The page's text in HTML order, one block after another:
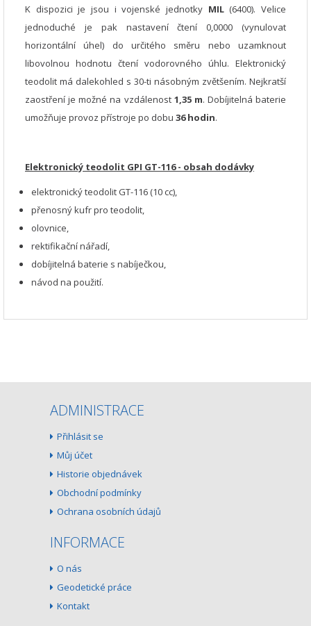
K dispozici je jsou i vojenské jednotky MIL(6400). Velice
jednoduché je pak nastavení čtení 0,0000 (vynulovat
horizontální úhel) do určitého směru nebo uzamknout
libovolnou hodnotu čtení vodorovného úhlu. Elektronický
teodolit má dalekohled s 30-ti násobným zvětšením. Nejkratší
zaostření je možné na vzdálenost 1,35 m. Dobíjitelná baterie
umožňuje provoz přístroje po dobu 36 hodin.
Elektronický teodolit GPI GT-116 - obsah dodávky
elektronický teodolit GT-116 (10 cc),
přenosný kufr pro teodolit,
olovnice,
rektifikační nářadí,
dobíjitelná baterie s nabíječkou,
návod na použití.
ADMINISTRACE
Přihlásit se
Můj účet
Historie objednávek
Obchodní podmínky
Ochrana osobních údajů
INFORMACE
O nás
Geodetické práce
Kontakt